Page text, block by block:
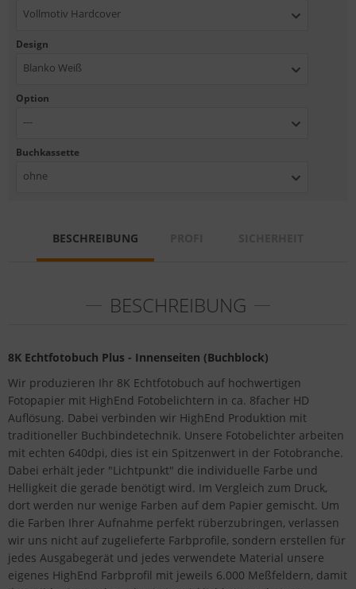
Vollmotiv Hardcover
Design
Blanko Weiß
Option
---
Buchkassette
ohne
BESCHREIBUNG
BESCHREIBUNG
8K Echtfotobuch Plus - Innenseiten (Buchblock)
Wir produzieren Ihr 8K Echtfotobuch auf hochwertigen
Fotopapier mit HighEnd Fotobelichtern in ca. 8facher HD
Auflösung. Dabei verbinden wir HighEnd Produktion mit
traditioneller Buchbindetechnik. Unsere Fotobelichter arbeiten
mit echten 640dpi, dies ist ein Spitzenwert in der Fotobranche.
Dabei erhält jeder "Lichtpunkt" die individuelle Farbe und
Helligkeit die gerade benötigt wird. Im Vergleich zum Druck,
dort werden nur wenige Farben auf dem Papier gemischt. Um
die Farben Ihrer Aufnahme perfekt rüberzubringen, verlassen
wir uns nicht auf zugelieferte Farbprofile, sondern erstellen für
jedes Ausgabegerät und jedes verwendete Material unsere
eigenes HighEnd Farbprofil mit jeweils 6.000 Meßfeldern, damit